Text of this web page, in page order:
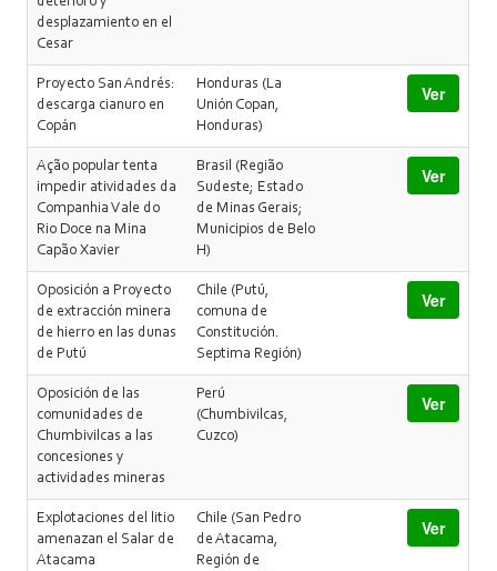
desplazamiento en el
Cesar
Proyecto San Andrés:
descarga cianuro en
Copán
Honduras (La
Unión Copan,
Honduras)
Ver
Ação popular tenta
impedir atividades da
Companhia Vale do
Rio Doce na Mina
Capão Xavier
Brasil (Região
Sudeste; Estado
de Minas Gerais;
Municipios de Belo
H)
Ver
Oposición a Proyecto
de extracción minera
de hierro en las dunas
de Putú
Chile (Putú,
comuna de
Constitución.
Septima Región)
Ver
Oposición de las
comunidades de
Chumbivilcas a las
concesiones y
actividades mineras
Perú
(Chumbivilcas,
Cuzco)
Ver
Explotaciones del litio
amenazan el Salar de
Atacama
Chile (San Pedro
de Atacama,
Región de
Ver